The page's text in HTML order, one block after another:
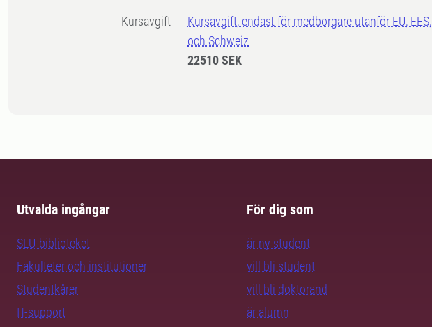
Kursavgift
Kursavgift, endast för medborgare utanför EU, EES,
och Schweiz
22510 SEK
Utvalda ingångar
SLU-biblioteket
Fakulteter och institutioner
Studentkårer
IT-support
För dig som
är ny student
vill bli student
vill bli doktorand
är alumn